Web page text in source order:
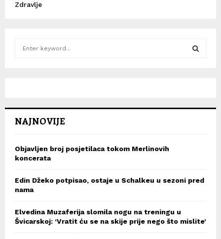
Zdravlje
f
o
r
A
NAJNOVIJE
Objavljen broj posjetilaca tokom Merlinovih
koncerata
Edin Džeko potpisao, ostaje u Schalkeu u sezoni pred
nama
Elvedina Muzaferija slomila nogu na treningu u
Švicarskoj: ‘Vratit ću se na skije prije nego što mislite’